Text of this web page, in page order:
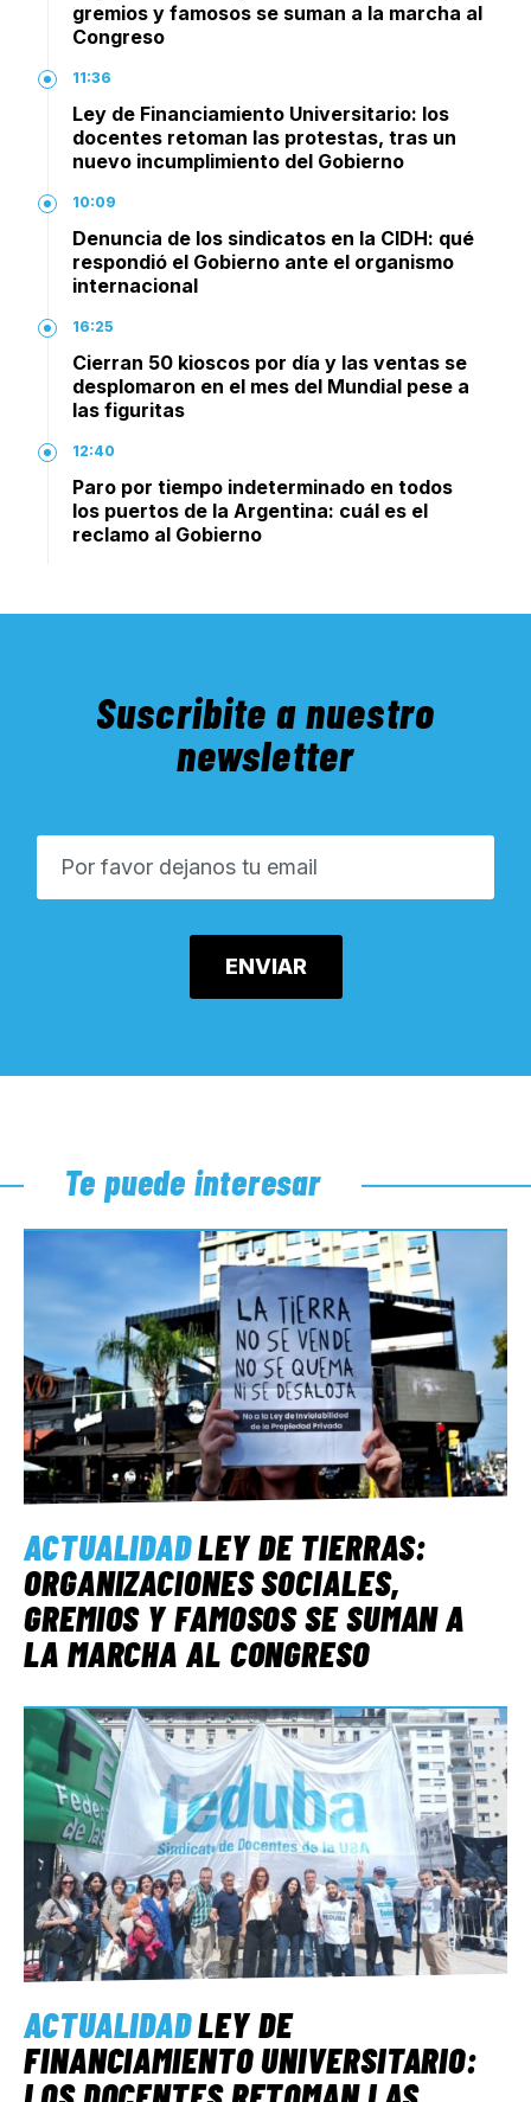
gremios y famosos se suman a la marcha al
Congreso
11:36
Ley de Financiamiento Universitario: los
docentes retoman las protestas, tras un
nuevo incumplimiento del Gobierno
10:09
Denuncia de los sindicatos en la CIDH: qué
respondió el Gobierno ante el organismo
internacional
16:25
Cierran 50 kioscos por día y las ventas se
desplomaron en el mes del Mundial pese a
las figuritas
12:40
Paro por tiempo indeterminado en todos
los puertos de la Argentina: cuál es el
reclamo al Gobierno
Suscribite a nuestro
newsletter
Te puede interesar
ACTUALIDADLEY DE TIERRAS:
ORGANIZACIONES SOCIALES,
GREMIOS Y FAMOSOS SE SUMAN A
LA MARCHA AL CONGRESO
ACTUALIDADLEY DE
FINANCIAMIENTO UNIVERSITARIO: